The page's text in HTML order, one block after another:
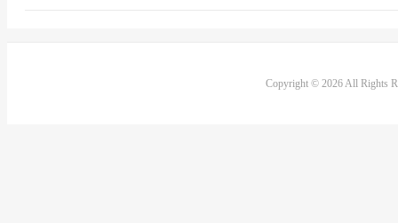
Copyright © 2026 All Rights